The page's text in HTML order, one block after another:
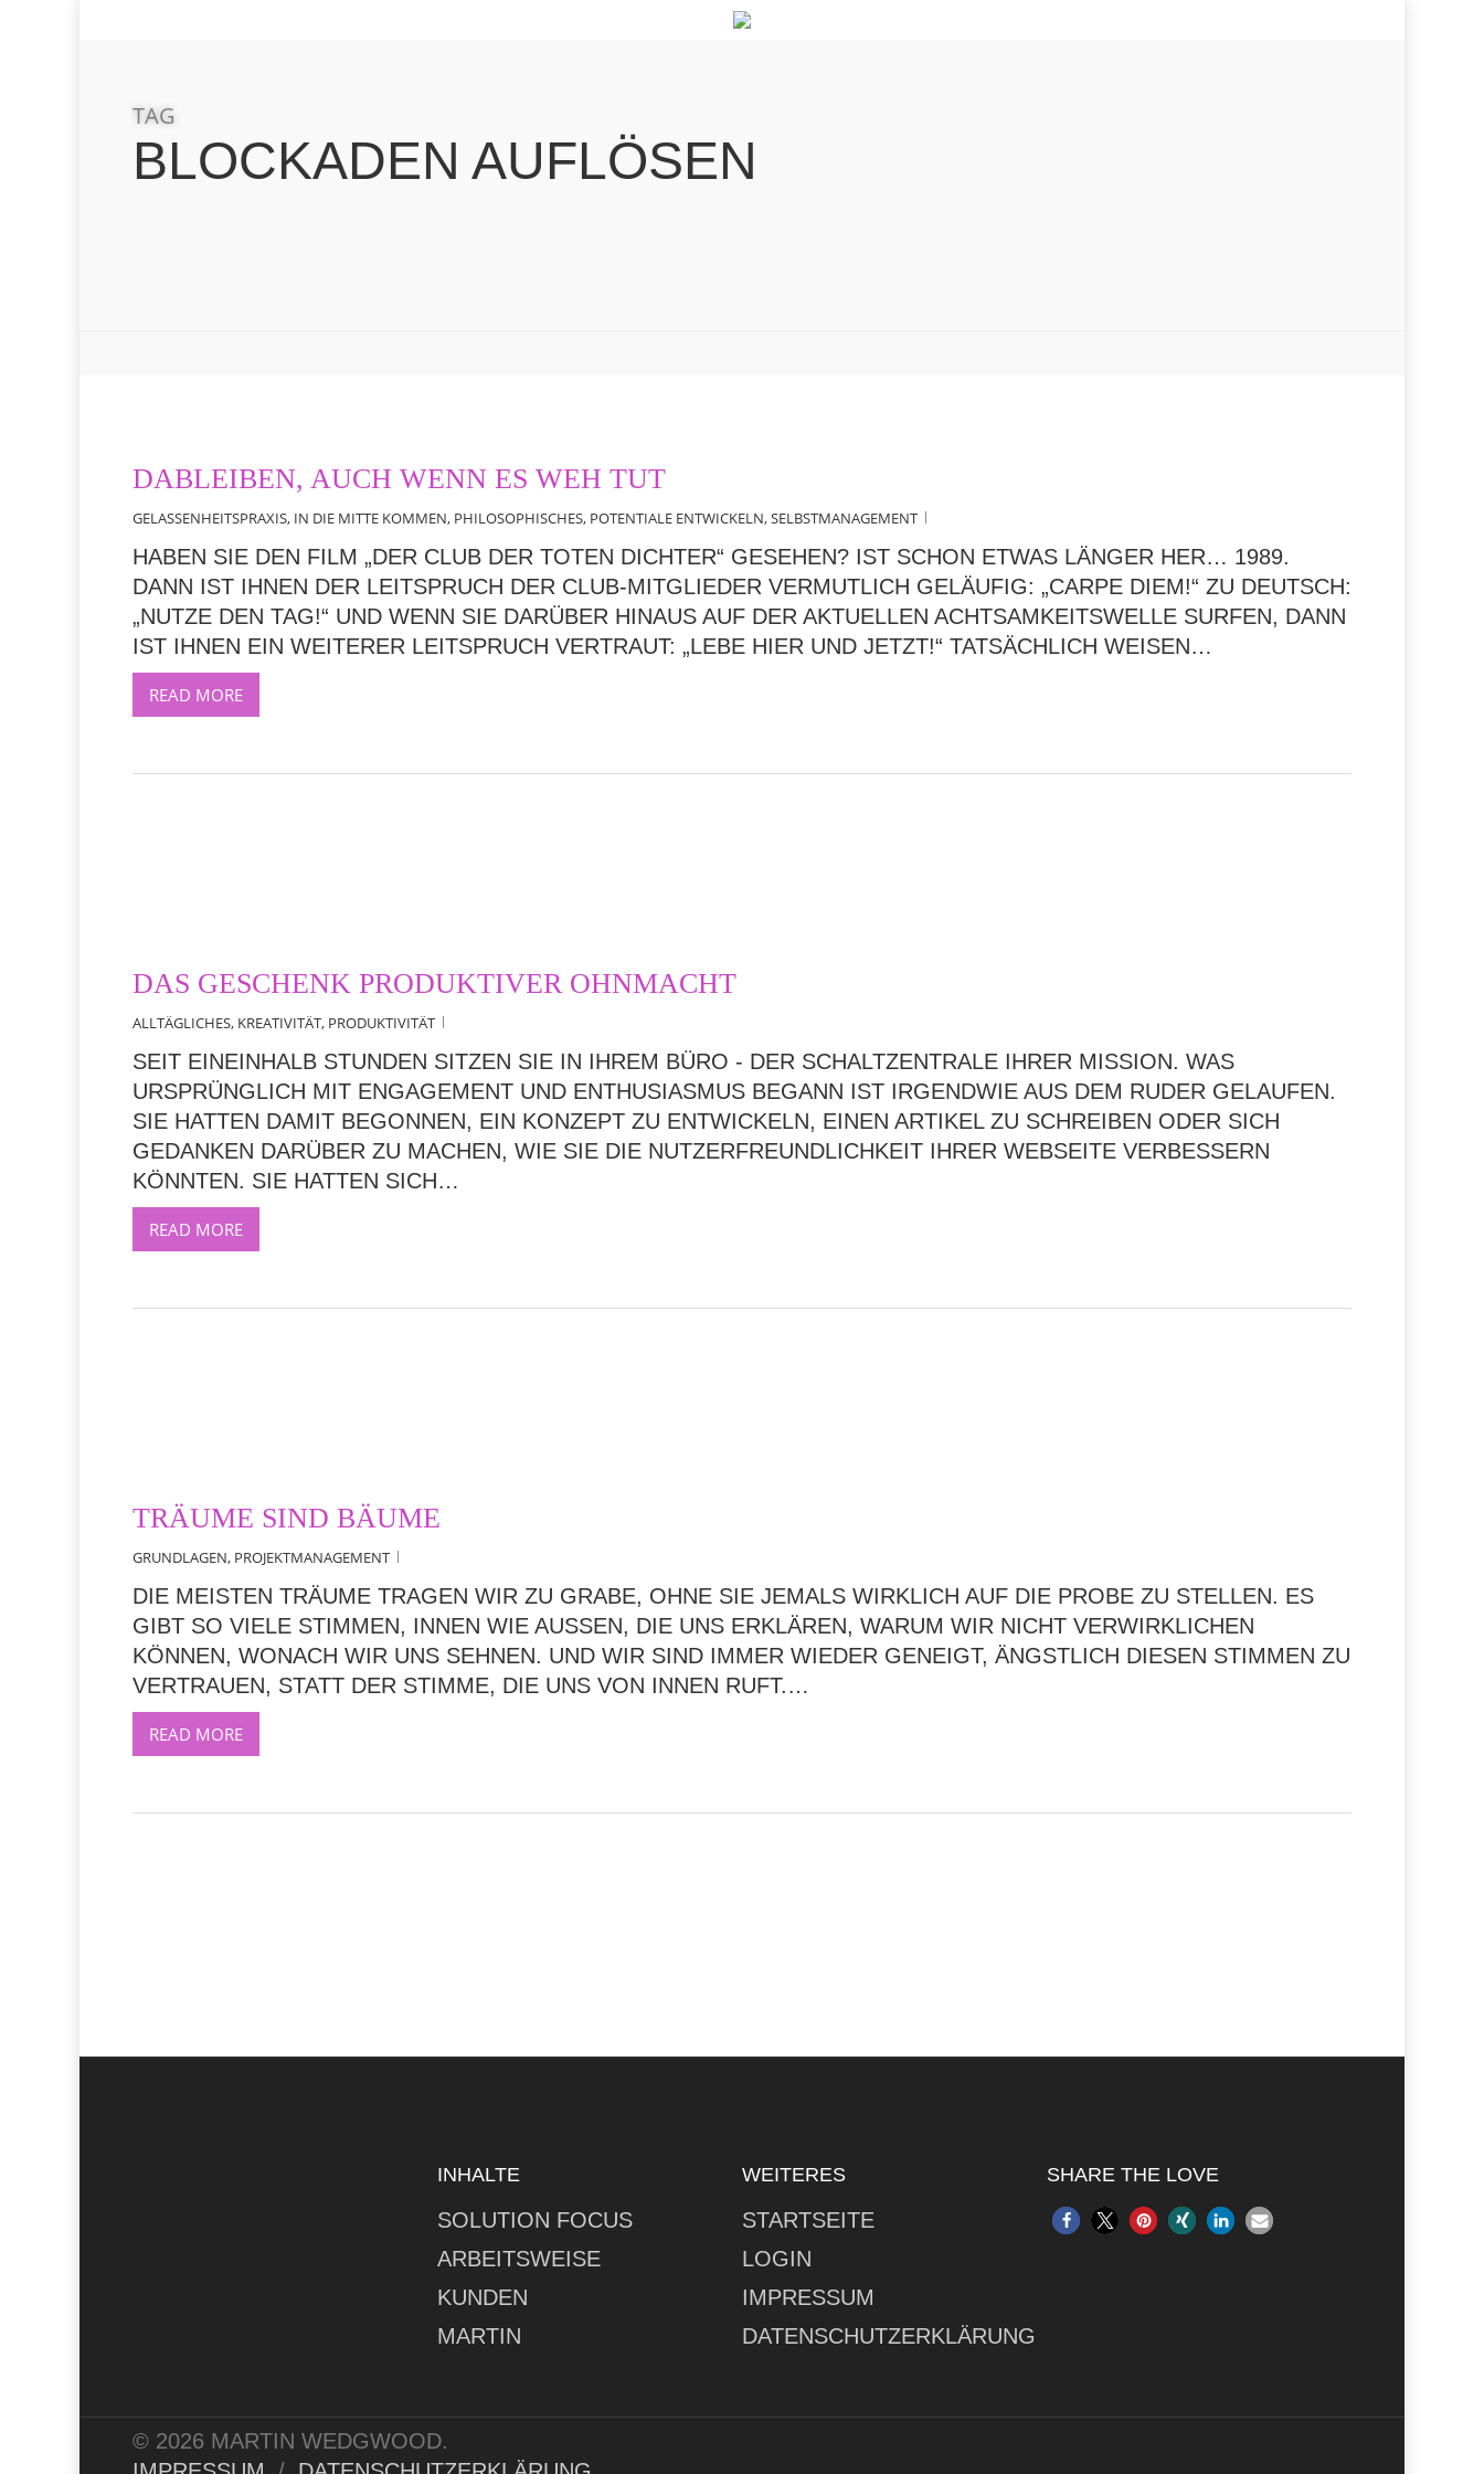
TAG
BLOCKADEN AUFLÖSEN
DABLEIBEN, AUCH WENN ES WEH TUT
GELASSENHEITSPRAXIS, IN DIE MITTE KOMMEN, PHILOSOPHISCHES, POTENTIALE ENTWICKELN,SELBSTMANAGEMENT
HABEN SIE DEN FILM „DER CLUB DER TOTEN DICHTER“ GESEHEN? IST SCHON ETWAS LÄNGER HER… 1989.
DANN IST IHNEN DER LEITSPRUCH DER CLUB-MITGLIEDER VERMUTLICH GELÄUFIG: „CARPE DIEM!“ ZU DEUTSCH:
„NUTZE DEN TAG!“ UND WENN SIE DARÜBER HINAUS AUF DER AKTUELLEN ACHTSAMKEITSWELLE SURFEN, DANN
IST IHNEN EIN WEITERER LEITSPRUCH VERTRAUT: „LEBE HIER UND JETZT!“ TATSÄCHLICH WEISEN…
READ MORE
DAS GESCHENK PRODUKTIVER OHNMACHT
ALLTÄGLICHES, KREATIVITÄT, PRODUKTIVITÄT
SEIT EINEINHALB STUNDEN SITZEN SIE IN IHREM BÜRO - DER SCHALTZENTRALE IHRER MISSION. WAS
URSPRÜNGLICH MIT ENGAGEMENT UND ENTHUSIASMUS BEGANN IST IRGENDWIE AUS DEM RUDER GELAUFEN.
SIE HATTEN DAMIT BEGONNEN, EIN KONZEPT ZU ENTWICKELN, EINEN ARTIKEL ZU SCHREIBEN ODER SICH
GEDANKEN DARÜBER ZU MACHEN, WIE SIE DIE NUTZERFREUNDLICHKEIT IHRER WEBSEITE VERBESSERN
KÖNNTEN. SIE HATTEN SICH…
READ MORE
TRÄUME SIND BÄUME
GRUNDLAGEN, PROJEKTMANAGEMENT
DIE MEISTEN TRÄUME TRAGEN WIR ZU GRABE, OHNE SIE JEMALS WIRKLICH AUF DIE PROBE ZU STELLEN. ES
GIBT SO VIELE STIMMEN, INNEN WIE AUSSEN, DIE UNS ERKLÄREN, WARUM WIR NICHT VERWIRKLICHEN K
ÖNNEN, WONACH WIR UNS SEHNEN. UND WIR SIND IMMER WIEDER GENEIGT, ÄNGSTLICH DIESEN STIMMEN ZU V
ERTRAUEN, STATT DER STIMME, DIE UNS VON INNEN RUFT.…
READ MORE
INHALTE
SOLUTION FOCUS
ARBEITSWEISE
KUNDEN
MARTIN
WEITERES
STARTSEITE
LOGIN
IMPRESSUM
DATENSCHUTZERKLÄRUNG
SHARE THE LOVE
© 2026 MARTIN WEDGWOOD.